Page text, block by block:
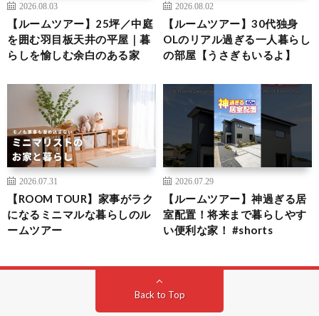
2026.08.03
【ルームツアー】25坪／中庭
を囲む羽目板天井の平屋｜暮
らしを愉しむ余白のある家
2026.08.02
【ルームツアー】30代独身
OLのリアル過ぎる一人暮らし
の部屋【うさぎもいるよ】
2026.07.31
【ROOM TOUR】家事がラク
になるミニマルな暮らしのル
ームツアー
2026.07.29
【ルームツアー】神過ぎる居
室配置！将来まで暮らしやす
い便利な家！ #shorts
Back to Top